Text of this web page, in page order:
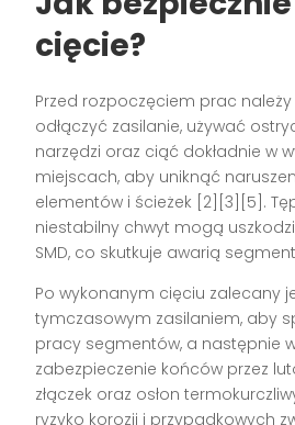
cięcie?
Przed rozpoczęciem prac
odłączyć zasilanie, używać
narzędzi oraz ciąć dokładnie w
miejscach, aby uniknąć
elementów i ścieżek [2][3][5].
niestabilny chwyt mogą
SMD, co skutkuje awarią
Po wykonanym cięciu zalecany
tymczasowym zasilaniem, aby
pracy segmentów, a następnie
zabezpieczenie końców przez
złączek oraz osłon
ryzyko korozji i przypadkowych